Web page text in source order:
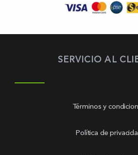
SERVICIO AL
Términos y
Política de